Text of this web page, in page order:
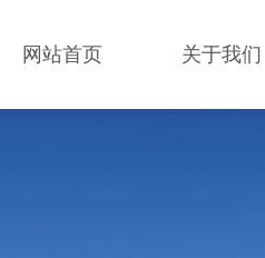
网站首页 关于我们